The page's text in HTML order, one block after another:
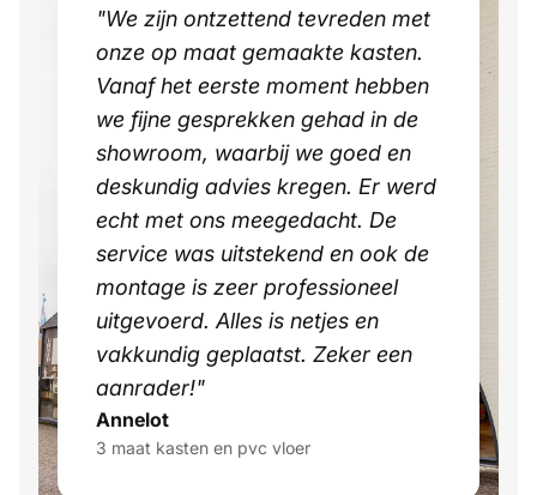
"We zijn ontzettend tevreden met
onze op maat gemaakte kasten.
Vanaf het eerste moment hebben
we fijne gesprekken gehad in de
showroom, waarbij we goed en
deskundig advies kregen. Er werd
echt met ons meegedacht. De
service was uitstekend en ook de
montage is zeer professioneel
uitgevoerd. Alles is netjes en
vakkundig geplaatst. Zeker een
aanrader!"
Annelot
3 maat kasten en pvc vloer